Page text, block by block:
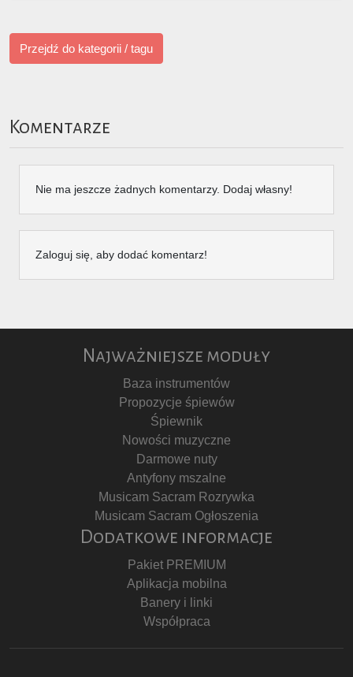
Przejdź do kategorii / tagu
Komentarze
Nie ma jeszcze żadnych komentarzy. Dodaj własny!
Zaloguj się, aby dodać komentarz!
Najważniejsze moduły
Baza instrumentów
Propozycje śpiewów
Śpiewnik
Nowości muzyczne
Darmowe nuty
Antyfony mszalne
Musicam Sacram Rozrywka
Musicam Sacram Ogłoszenia
Dodatkowe informacje
Pakiet PREMIUM
Aplikacja mobilna
Banery i linki
Współpraca